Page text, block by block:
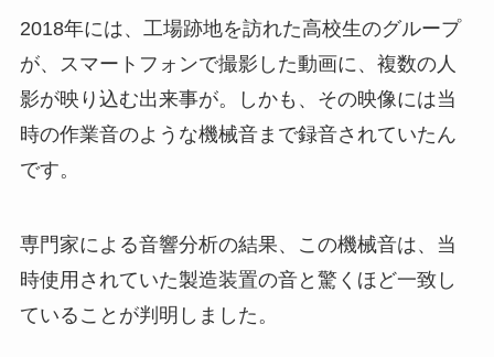
2018年には、工場跡地を訪れた高校生のグループ
が、スマートフォンで撮影した動画に、複数の人
影が映り込む出来事が。しかも、その映像には当
時の作業音のような機械音まで録音されていたん
です。
専門家による音響分析の結果、この機械音は、当
時使用されていた製造装置の音と驚くほど一致し
ていることが判明しました。